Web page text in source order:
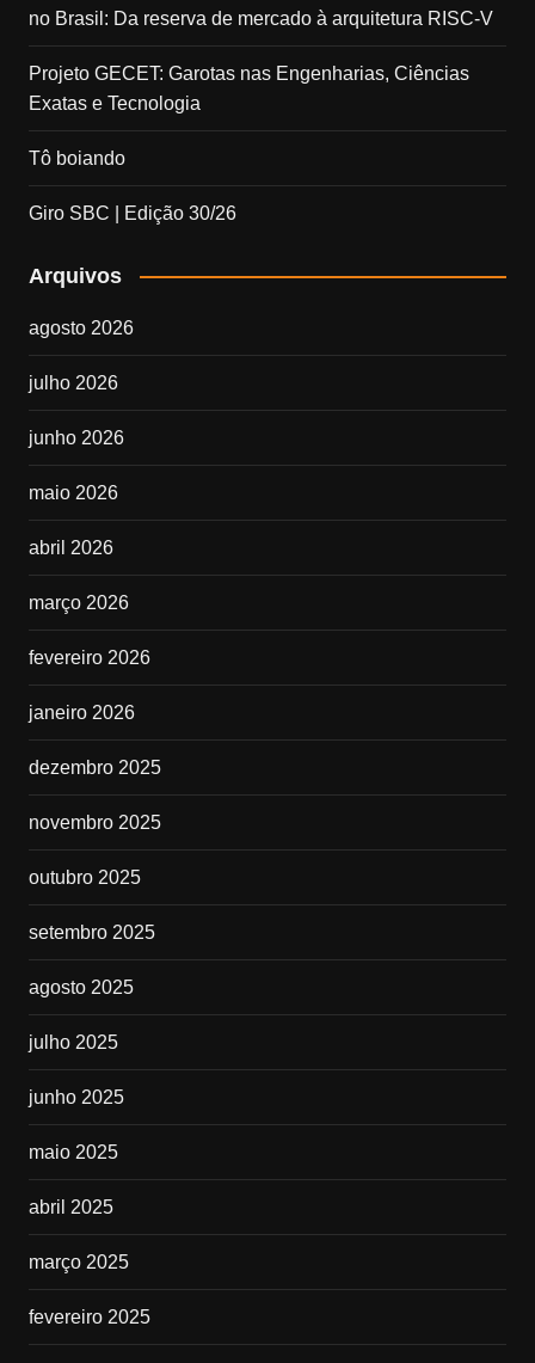
no Brasil: Da reserva de mercado à arquitetura RISC-V
Projeto GECET: Garotas nas Engenharias, Ciências
Exatas e Tecnologia
Tô boiando
Giro SBC | Edição 30/26
Arquivos
agosto 2026
julho 2026
junho 2026
maio 2026
abril 2026
março 2026
fevereiro 2026
janeiro 2026
dezembro 2025
novembro 2025
outubro 2025
setembro 2025
agosto 2025
julho 2025
junho 2025
maio 2025
abril 2025
março 2025
fevereiro 2025